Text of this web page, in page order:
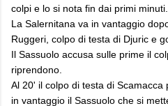
colpi e lo si nota fin dai primi minuti.
La Salernitana va in vantaggio
Ruggeri, colpo di testa di Djuric e
Il Sassuolo accusa sulle prime il
riprendono.
Al 20' il colpo di testa di
in vantaggio il Sassuolo che si